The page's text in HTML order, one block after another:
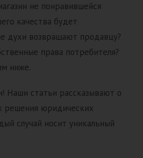
не понравившейся
качества будет
духи возвращают продавцу?
права потребителя?
ниже.
Наши статьи рассказывают о
решения юридических
случай носит уникальный